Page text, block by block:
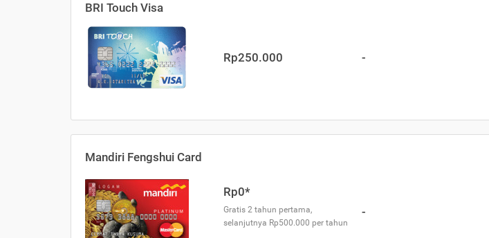
BRI Touch Visa
Rp250.000 -
Mandiri Fengshui Card
Rp0*
Gratis 2 tahun pertama,
selanjutnya Rp500.000 per tahun
-